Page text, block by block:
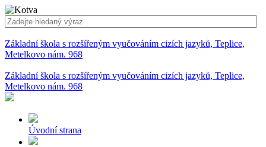
Základní škola s rozšířeným vyučováním cizích jazyků, Teplice,
Metelkovo nám. 968
Základní škola s rozšířeným vyučováním cizích jazyků, Teplice,
Metelkovo nám. 968
Úvodní strana